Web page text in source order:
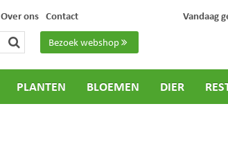
Bezoek webshop
Over ons Contact Vandaag
PLANTEN BLOEMEN DIER